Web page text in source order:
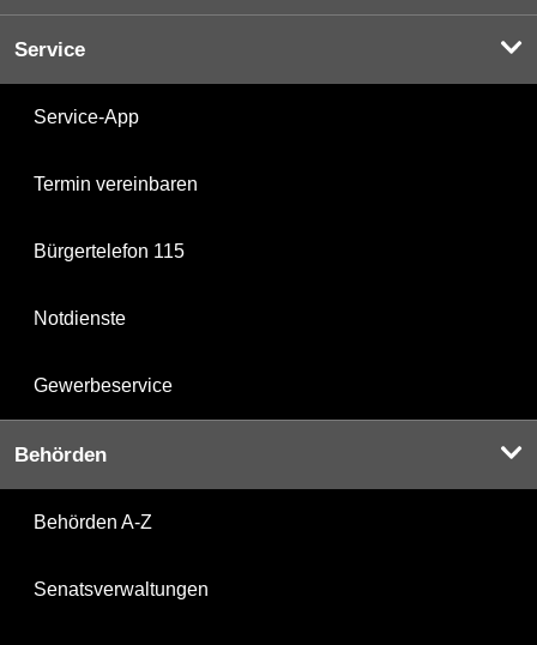
Service
Service-App
Termin vereinbaren
Bürgertelefon 115
Notdienste
Gewerbeservice
Behörden
Behörden A-Z
Senatsverwaltungen